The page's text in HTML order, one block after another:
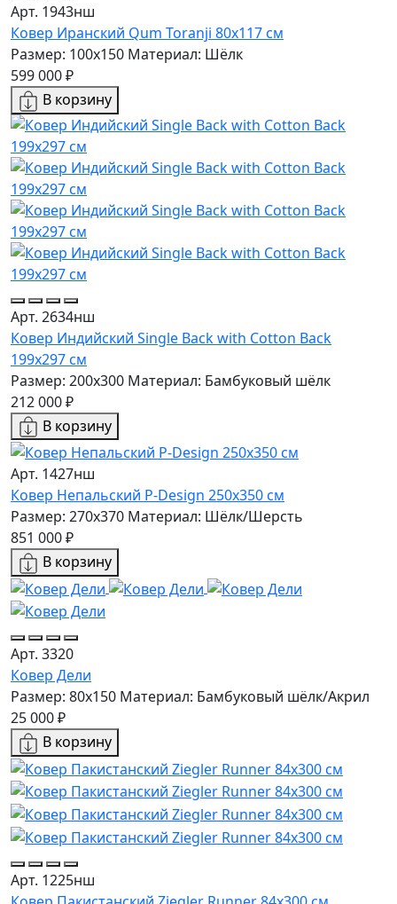
Арт. 1943нш
Ковер Иранский Qum Toranji 80x117 см
Размер: 100x150 Материал: Шёлк
599 000 ₽
В корзину
Арт. 2634нш
Ковер Индийский Single Back with Cotton Back
199x297 см
Размер: 200x300 Материал: Бамбуковый шёлк
212 000 ₽
В корзину
Арт. 1427нш
Ковер Непальский P-Design 250x350 см
Размер: 270x370 Материал: Шёлк/Шерсть
851 000 ₽
В корзину
Арт. 3320
Ковер Дели
Размер: 80x150 Материал: Бамбуковый шёлк/Акрил
25 000 ₽
В корзину
Арт. 1225нш